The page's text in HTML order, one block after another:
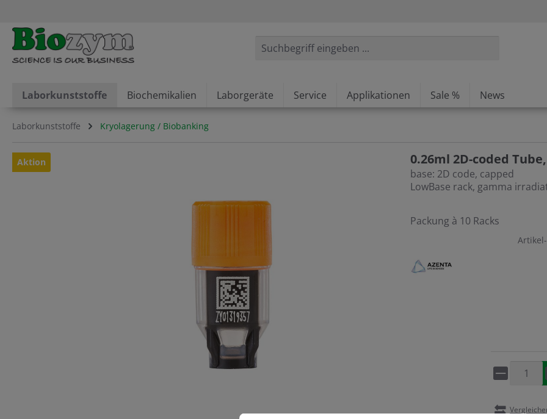
Laborkunststoffe Biochemikalien Laborgeräte Service Applikationen Sale % News
Laborkunststoffe Kryolagerung / Biobanking
0.26ml 2D-coded
base: 2D code, capped
LowBase rack, gamma
Packung à 10 Racks
Bildergalerie überspringen
Aktion
Artikel